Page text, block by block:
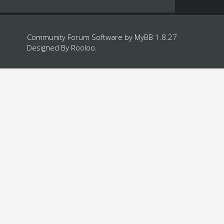
Community Forum Software by MyBB 1.8.27
Designed By Rooloo.